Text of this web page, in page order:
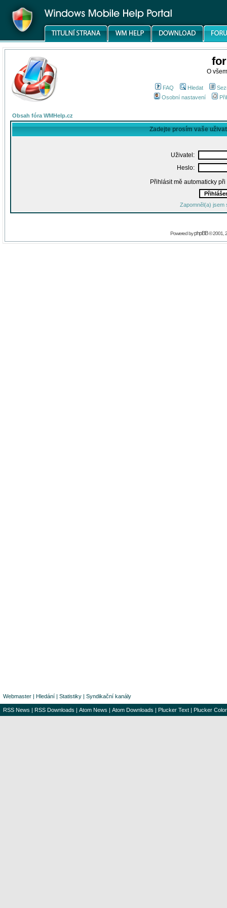
O
FAQ Hledat
Osobní nastavení
Obsah fóra WMHelp.cz
Zadejte prosím vaše
Uživatel:
Heslo:
Přihlásit mě automaticky
Zapomněl(a) jsem
Powered byphpBB© 2001,
Webmaster | Hledání | Statistiky | Syndikační kanály
RSS News | RSS Downloads | Atom News | Atom Downloads | Plucker Text | Plucker Color